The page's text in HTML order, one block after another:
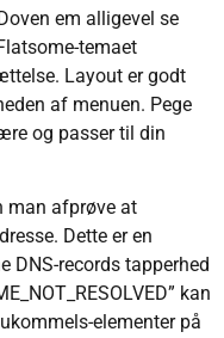
em alligevel se
temaet
Layout er godt
af ​​menuen. Pege
og passer til din
man afprøve at
Dette er en
DNS-records tapperhed
kan
elementer på